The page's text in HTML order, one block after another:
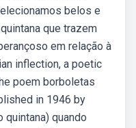
belos e
que trazem
em relação à
inflection, a poetic
poem borboletas
in 1946 by
quando